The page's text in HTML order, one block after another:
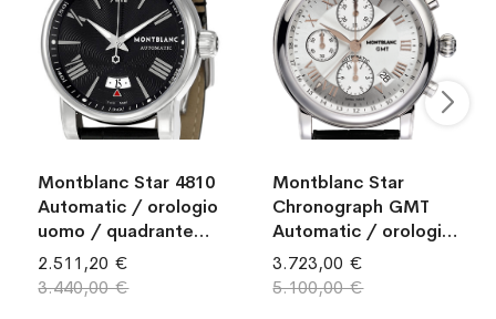
Montblanc Star 4810
Automatic / orologio
uomo / quadrante
nero / cassa acciaio
/ cinturino alligatore
2.511,20 €
3.440,00 €
Montblanc Star
Chronograph GMT
Automatic / orologio
uomo / quadrante
argentato / cassa
acciaio / cinturino
3.723,00 €
5.100,00 €